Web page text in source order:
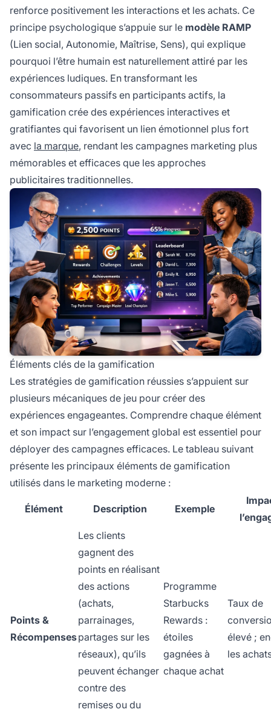
renforce positivement les interactions et les achats. Ce
principe psychologique s’appuie sur le modèle RAMP
(Lien social, Autonomie, Maîtrise, Sens), qui explique
pourquoi l’être humain est naturellement attiré par les
expériences ludiques. En transformant les
consommateurs passifs en participants actifs, la
gamification crée des expériences interactives et
gratifiantes qui favorisent un lien émotionnel plus fort
avec la marque, rendant les campagnes marketing plus
mémorables et efficaces que les approches
publicitaires traditionnelles.
Éléments clés de la gamification
Les stratégies de gamification réussies s’appuient sur
plusieurs mécaniques de jeu pour créer des
expériences engageantes. Comprendre chaque élément
et son impact sur l’engagement global est essentiel pour
déployer des campagnes efficaces. Le tableau suivant
présente les principaux éléments de gamification
utilisés dans le marketing moderne :
Élément Description Exemple
Points &
Récompenses
Les clients
gagnent des
points en réalisant
des actions
(achats,
parrainages,
partages sur les
réseaux), qu’ils
peuvent échanger
contre des
remises ou du
Programme
Starbucks
Rewards :
étoiles
gagnées à
chaque achat
Taux de
élevé ;
les